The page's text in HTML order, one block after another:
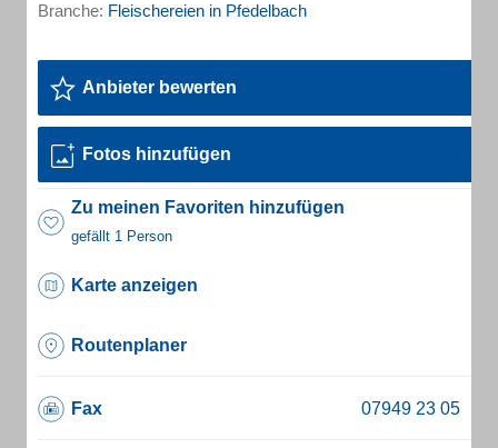
Branche: Fleischereien in Pfedelbach
Anbieter bewerten
Fotos hinzufügen
Zu meinen Favoriten hinzufügen
gefällt 1 Person
Karte anzeigen
Routenplaner
Fax